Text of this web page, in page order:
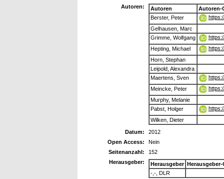
Autoren:
Autoren
Autoren-
Berster, Peter
Gelhausen, Marc
Grimme, Wolfgang
Hepting, Michael
Horn, Stephan
Leipold, Alexandra
Maertens, Sven
Meincke, Peter
Murphy, Melanie
Pabst, Holger
Wilken, Dieter
Datum:
2012
Open Access:
Nein
Seitenanzahl:
152
Herausgeber:
Herausgeber Herausgeber-
-,-, DLR